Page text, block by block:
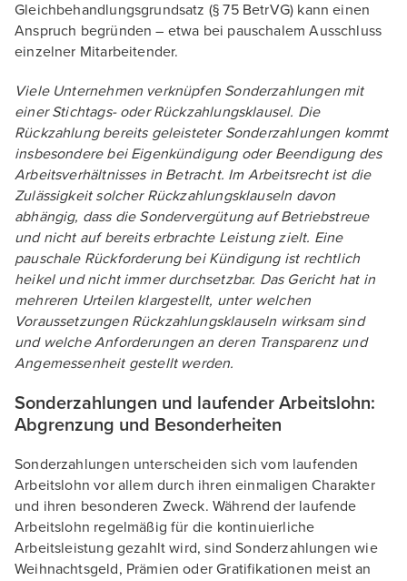
Gleichbehandlungsgrundsatz (§ 75 BetrVG) kann einen
Anspruch begründen – etwa bei pauschalem Ausschluss
einzelner Mitarbeitender.
Viele Unternehmen verknüpfen Sonderzahlungen mit
einer Stichtags- oder Rückzahlungsklausel. Die
Rückzahlung bereits geleisteter Sonderzahlungen kommt
insbesondere bei Eigenkündigung oder Beendigung des
Arbeitsverhältnisses in Betracht. Im Arbeitsrecht ist die
Zulässigkeit solcher Rückzahlungsklauseln davon
abhängig, dass die Sondervergütung auf Betriebstreue
und nicht auf bereits erbrachte Leistung zielt. Eine
pauschale Rückforderung bei Kündigung ist rechtlich
heikel und nicht immer durchsetzbar. Das Gericht hat in
mehreren Urteilen klargestellt, unter welchen
Voraussetzungen Rückzahlungsklauseln wirksam sind
und welche Anforderungen an deren Transparenz und
Angemessenheit gestellt werden.
Sonderzahlungen und laufender Arbeitslohn:
Abgrenzung und Besonderheiten
Sonderzahlungen unterscheiden sich vom laufenden
Arbeitslohn vor allem durch ihren einmaligen Charakter
und ihren besonderen Zweck. Während der laufende
Arbeitslohn regelmäßig für die kontinuierliche
Arbeitsleistung gezahlt wird, sind Sonderzahlungen wie
Weihnachtsgeld, Prämien oder Gratifikationen meist an